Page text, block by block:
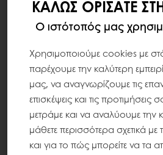
ΚΑΛΏΣ ΟΡΊΣΑΤΕ
Ο ιστότοπός μας
Χρησιμοποιούμε cookies με
παρέχουμε την καλύτερη
μας, να αναγνωρίζουμε τις
επισκέψεις και τις
μετράμε και να αναλύουμε την
μάθετε περισσότερα σχετικά
και για το πώς μπορείτε να τα